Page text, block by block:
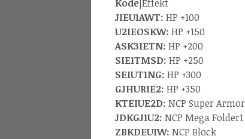
Kode |Effekt
JIEU1AWT: HP +100
U2IEOSKW: HP +150
ASK3IETN: HP +200
SIE1TMSD: HP +250
SEIUT1NG: HP +300
GJHURIE2: HP +350
KTEIUE2D: NCP Super Armor
JDKGJ1U2: NCP Mega Folder1
ZBKDEU1W: NCP Block